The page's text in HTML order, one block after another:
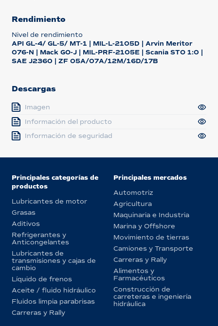
Rendimiento
Nivel de rendimiento
API GL-4/ GL-5/ MT-1 | MIL-L-2105D | Arvin Meritor
076-N | Mack GO-J | MIL-PRF-2105E | Scania STO 1:0 |
SAE J2360 | ZF 05A/07A/12M/16D/17B
Descargas
Imagen
Información del producto
Información de seguridad
Principales categorías de
productos
Lubricantes de motor
Grasas
Aditivos
Refrigerantes y
Anticongelantes
Lubricantes de
transmisiones y cajas de
cambio
Líquido de frenos
Aceite / fluido hidráulico
Fluidos limpia parabrisas
Carreras y Rally
Principales mercados
Automotriz
Agricultura
Maquinaria e Industria
Marina y Offshore
Movimiento de tierras
Camiones y Transporte
Carreras y Rally
Alimentos y
Farmacéuticos
Construcción de
carreteras e ingeniería
hidráulica